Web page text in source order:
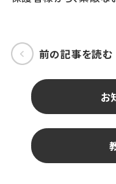
前の記事を読む
お